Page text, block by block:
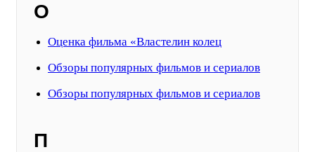
О
Оценка фильма «Властелин колец
Обзоры популярных фильмов и сериалов
Обзоры популярных фильмов и сериалов
П